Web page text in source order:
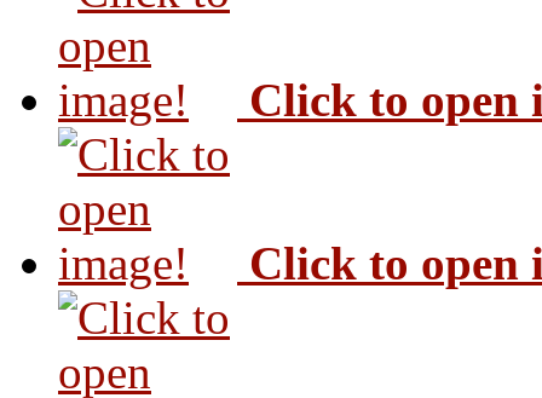
Click to open
Click to open